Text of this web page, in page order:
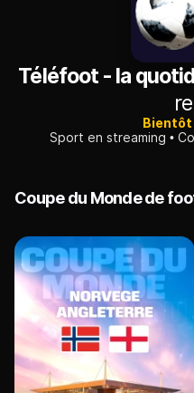
Téléfoot - la
Bientôt
Sport en streaming
Coupe du Monde de